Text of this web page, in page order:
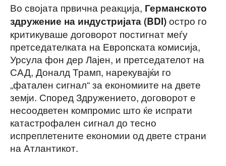
Во својата првична реакција, Германското
здружение на индустријата (BDI)остро го
критикуваше договорот постигнат меѓу
претседателката на Европската комисија,
Урсула фон дер Лајен, и претседателот на
САД, Доналд Трамп, нарекувајќи го
„фатален сигнал“ за економиите на двете
земји. Според Здружението, договорот е
несоодветен компромис што ќе испрати
катастрофален сигнал до тесно
испреплетените економии од двете страни
на Атлантикот.